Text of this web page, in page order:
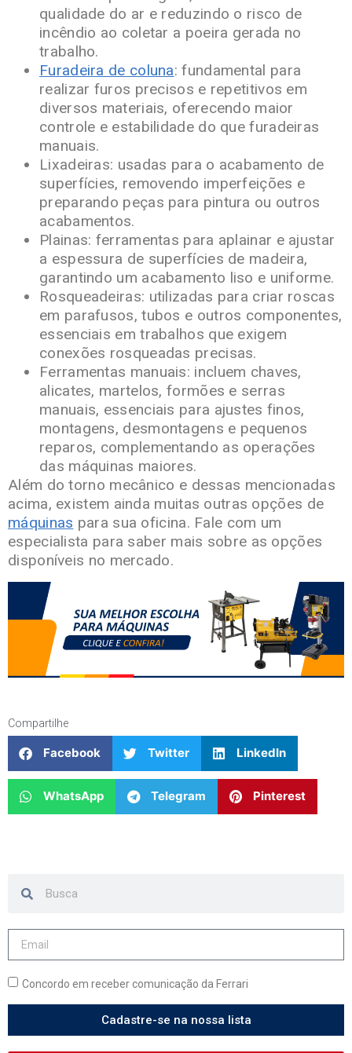
qualidade do ar e reduzindo o risco de
incêndio ao coletar a poeira gerada no
trabalho.
Furadeira de coluna: fundamental para
realizar furos precisos e repetitivos em
diversos materiais, oferecendo maior
controle e estabilidade do que furadeiras
manuais.
Lixadeiras: usadas para o acabamento de
superfícies, removendo imperfeições e
preparando peças para pintura ou outros
acabamentos.
Plainas: ferramentas para aplainar e ajustar
a espessura de superfícies de madeira,
garantindo um acabamento liso e uniforme.
Rosqueadeiras: utilizadas para criar roscas
em parafusos, tubos e outros componentes,
essenciais em trabalhos que exigem
conexões rosqueadas precisas.
Ferramentas manuais: incluem chaves,
alicates, martelos, formões e serras
manuais, essenciais para ajustes finos,
montagens, desmontagens e pequenos
reparos, complementando as operações
das máquinas maiores.
Além do torno mecânico e dessas mencionadas
acima, existem ainda muitas outras opções de
máquinas para sua oficina. Fale com um
especialista para saber mais sobre as opções
disponíveis no mercado.
Compartilhe
Facebook Twitter LinkedIn
WhatsApp Telegram Pinterest
Concordo em receber comunicação da Ferrari
Cadastre-se na nossa lista